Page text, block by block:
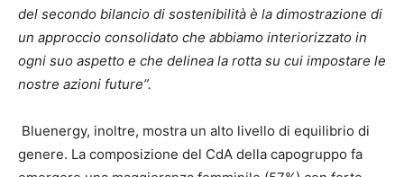
del secondo bilancio di sostenibilità è la dimostrazione di
un approccio consolidato che abbiamo interiorizzato in
ogni suo aspetto e che delinea la rotta su cui impostare le
nostre azioni future”.
Bluenergy, inoltre, mostra un alto livello di equilibrio di
genere. La composizione del CdA della capogruppo fa